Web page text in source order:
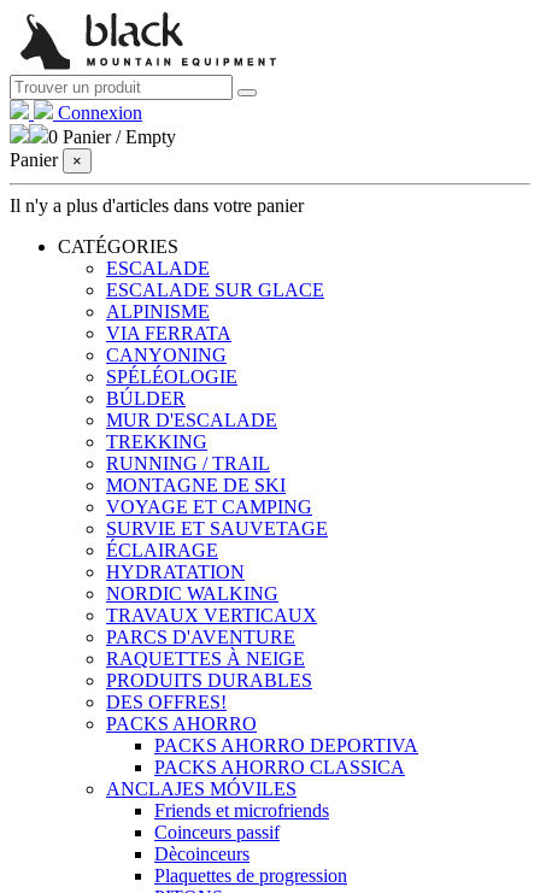
Connexion
0 Panier /Empty
Panier
×
Il n'y a plus d'articles dans votre panier
CATÉGORIES
ESCALADE
ESCALADE SUR GLACE
ALPINISME
VIA FERRATA
CANYONING
SPÉLÉOLOGIE
BÚLDER
MUR D'ESCALADE
TREKKING
RUNNING / TRAIL
MONTAGNE DE SKI
VOYAGE ET CAMPING
SURVIE ET ​​SAUVETAGE
ÉCLAIRAGE
HYDRATATION
NORDIC WALKING
TRAVAUX VERTICAUX
PARCS D'AVENTURE
RAQUETTES À NEIGE
PRODUITS DURABLES
DES OFFRES!
PACKS AHORRO
PACKS AHORRO DEPORTIVA
PACKS AHORRO CLASSICA
ANCLAJES MÓVILES
Friends et microfriends
Coinceurs passif
Dècoinceurs
Plaquettes de progression